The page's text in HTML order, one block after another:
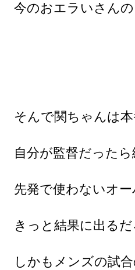
今のおエラいさん
そんで関ちゃんは
自分が監督だった
先発で使わないオ
きっと結果に出る
しかもメンズの試